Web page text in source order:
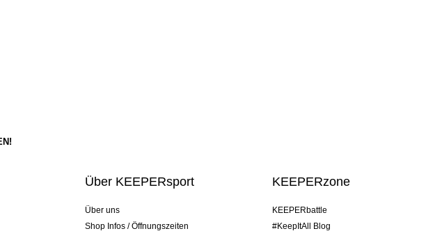
Über KEEPERsport
Über uns
Shop Infos / Öffnungszeiten
KEEPERzone
KEEPERbattle
#KeepItAll Blog